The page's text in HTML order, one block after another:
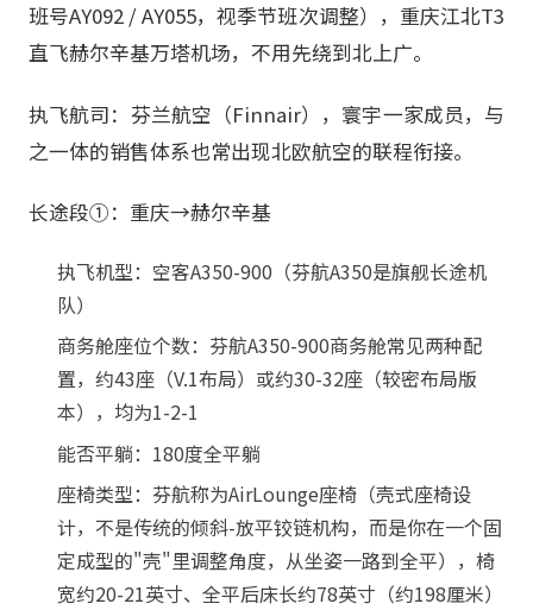
班号AY092 / AY055，视季节班次调整），重庆江北T3
直飞赫尔辛基万塔机场，不用先绕到北上广。
执飞航司：芬兰航空（Finnair），寰宇一家成员，与
之一体的销售体系也常出现北欧航空的联程衔接。
长途段①：重庆→赫尔辛基
执飞机型：空客A350-900（芬航A350是旗舰长途机
队）
商务舱座位个数：芬航A350-900商务舱常见两种配
置，约43座（V.1布局）或约30-32座（较密布局版
本），均为1-2-1
能否平躺：180度全平躺
座椅类型：芬航称为AirLounge座椅（壳式座椅设
计，不是传统的倾斜-放平铰链机构，而是你在一个固
定成型的"壳"里调整角度，从坐姿一路到全平），椅
宽约20-21英寸、全平后床长约78英寸（约198厘米）